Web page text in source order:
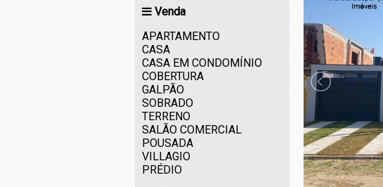
Venda
APARTAMENTO
CASA
CASA EM CONDOMÍNIO
COBERTURA
GALPÃO
SOBRADO
TERRENO
SALÃO COMERCIAL
POUSADA
VILLAGIO
PRÉDIO